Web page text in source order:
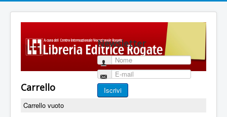
Newsletter
Nome
E-mail
Iscrivi
Carrello
Carrello vuoto